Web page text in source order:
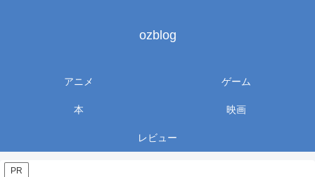
ozblog
アニメ ゲーム
本 映画
レビュー
PR